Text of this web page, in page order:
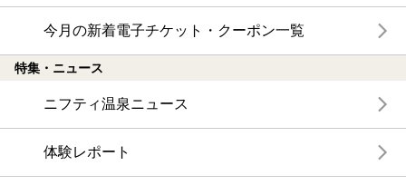
今月の新着電子チケット・クーポン一覧
特集・ニュース
ニフティ温泉ニュース
体験レポート